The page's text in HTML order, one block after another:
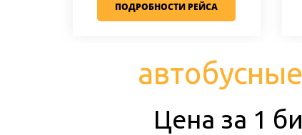
ПОДРОБНОСТИ РЕЙСА
Цена за 1